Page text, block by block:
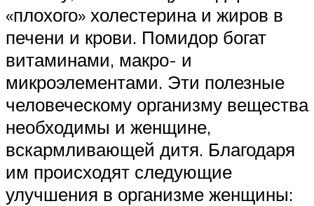
«плохого» холестерина и жиров в
печени и крови. Помидор богат
витаминами, макро- и
микроэлементами. Эти полезные
человеческому организму вещества
необходимы и женщине,
вскармливающей дитя. Благодаря
им происходят следующие
улучшения в организме женщины: